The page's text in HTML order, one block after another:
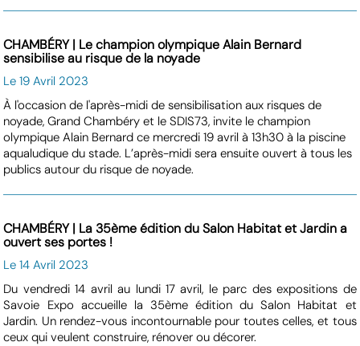
CHAMBÉRY | Le champion olympique Alain Bernard
sensibilise au risque de la noyade
Le 19 Avril 2023
À l'occasion de l'après-midi de sensibilisation aux risques de
noyade, Grand Chambéry et le SDIS73, invite le champion
olympique Alain Bernard ce mercredi 19 avril à 13h30 à la piscine
aqualudique du stade. L’après-midi sera ensuite ouvert à tous les
publics autour du risque de noyade.
CHAMBÉRY | La 35ème édition du Salon Habitat et Jardin a
ouvert ses portes !
Le 14 Avril 2023
Du vendredi 14 avril au lundi 17 avril, le parc des expositions de
Savoie Expo accueille la 35ème édition du Salon Habitat et
Jardin. Un rendez-vous incontournable pour toutes celles, et tous
ceux qui veulent construire, rénover ou décorer.